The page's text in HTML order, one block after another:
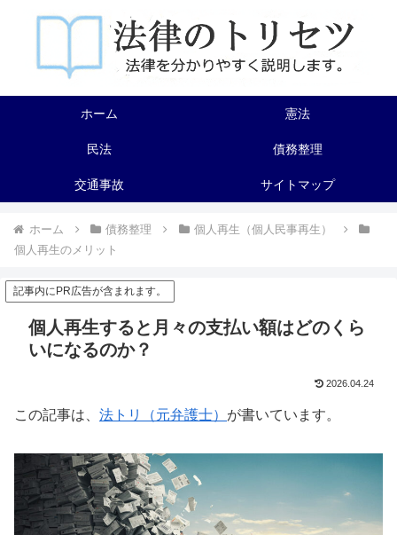
ホーム 憲法
民法 債務整理
交通事故 サイトマップ
ホーム 債務整理
個人再生（個人民事再生）
個人再生のメリット
記事内にPR広告が含まれます。
個人再生すると月々の支払い額はどのくら
いになるのか？
2026.04.24
この記事は、 法トリ（元弁護士） が書いています。